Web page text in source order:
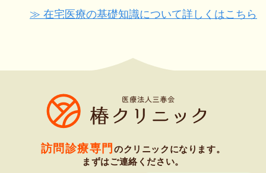
≫ 在宅医療の基礎知識について詳しくはこちら
訪問診療専門のクリニックになります。
まずはご連絡ください。